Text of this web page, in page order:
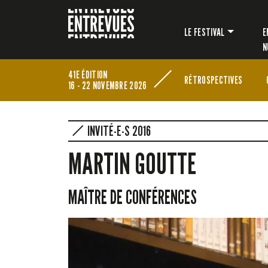
LE FESTIVAL
41E ÉDITION
16 - 22 NOVEMBRE 2026
RÉTROSPECTIVES
INVITÉ-E-S 2016
MARTIN GOUTTE
MAÎTRE DE CONFÉRENCES